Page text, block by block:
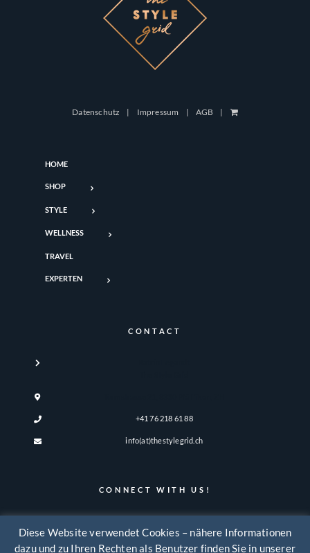
Datenschutz Impressum AGB
HOME
SHOP
STYLE
WELLNESS
TRAVEL
EXPERTEN
CONTACT
+41 76 218 61 88
info(at)thestylegrid.ch
CONNECT WITH US!
Diese Website verwendet Cookies – nähere Informationen
dazu und zu Ihren Rechten als Benutzer finden Sie in unserer